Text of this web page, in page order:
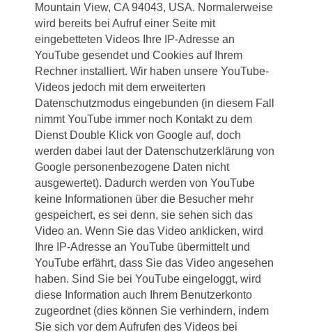
Mountain View, CA 94043, USA. Normalerweise
wird bereits bei Aufruf einer Seite mit
eingebetteten Videos Ihre IP-Adresse an
YouTube gesendet und Cookies auf Ihrem
Rechner installiert. Wir haben unsere YouTube-
Videos jedoch mit dem erweiterten
Datenschutzmodus eingebunden (in diesem Fall
nimmt YouTube immer noch Kontakt zu dem
Dienst Double Klick von Google auf, doch
werden dabei laut der Datenschutzerklärung von
Google personenbezogene Daten nicht
ausgewertet). Dadurch werden von YouTube
keine Informationen über die Besucher mehr
gespeichert, es sei denn, sie sehen sich das
Video an. Wenn Sie das Video anklicken, wird
Ihre IP-Adresse an YouTube übermittelt und
YouTube erfährt, dass Sie das Video angesehen
haben. Sind Sie bei YouTube eingeloggt, wird
diese Information auch Ihrem Benutzerkonto
zugeordnet (dies können Sie verhindern, indem
Sie sich vor dem Aufrufen des Videos bei